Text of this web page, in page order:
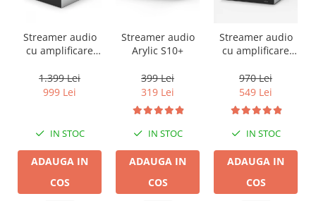
Streamer audio
cu amplificare
A50+, LAN /Wi-Fi
/Bluetooth,
1.399 Lei
999 Lei
IN STOC
ADAUGA IN
COS
Streamer audio
Arylic S10+
399 Lei
319 Lei
IN STOC
ADAUGA IN
COS
Streamer audio
cu amplificare
A30+, LAN /Wi-Fi
/Bluetooth,
24bit/192kHz,
Multiroom
970 Lei
549 Lei
IN STOC
ADAUGA IN
COS